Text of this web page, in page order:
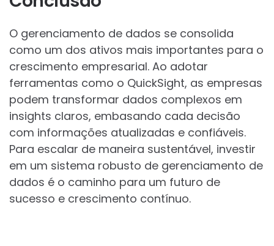
O gerenciamento de dados se consolida
como um dos ativos mais importantes para o
crescimento empresarial. Ao adotar
ferramentas como o QuickSight, as empresas
podem transformar dados complexos em
insights claros, embasando cada decisão
com informações atualizadas e confiáveis.
Para escalar de maneira sustentável, investir
em um sistema robusto de gerenciamento de
dados é o caminho para um futuro de
sucesso e crescimento contínuo.